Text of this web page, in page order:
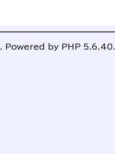
. Powered by PHP